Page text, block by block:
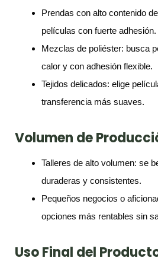
Prendas con alto contenido
películas con fuerte adhesión.
Mezclas de poliéster: busca
calor y con adhesión flexible.
Tejidos delicados: elige
transferencia más suaves.
Volumen de
Talleres de alto volumen: se
duraderas y consistentes.
Pequeños negocios o
opciones más rentables sin
Uso Final del